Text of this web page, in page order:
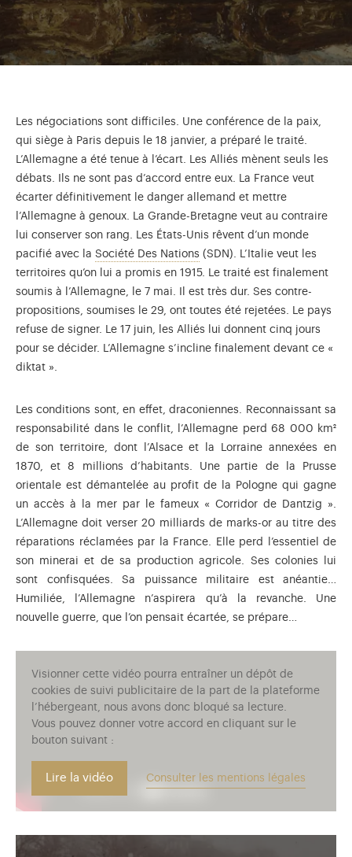
Les négociations sont difficiles. Une conférence de la paix,
qui siège à Paris depuis le 18 janvier, a préparé le traité.
L’Allemagne a été tenue à l’écart. Les Alliés mènent seuls les
débats. Ils ne sont pas d’accord entre eux. La France veut
écarter définitivement le danger allemand et mettre
l’Allemagne à genoux. La Grande-Bretagne veut au contraire
lui conserver son rang. Les États-Unis rêvent d’un monde
pacifié avec la Société Des Nations A la fin de la première
(SDN). L’Italie veut les
territoires qu’on lui a promis en 1915. Le traité est finalement
soumis à l’Allemagne, le 7 mai. Il est très dur. Ses contre-
propositions, soumises le 29, ont toutes été rejetées. Le pays
refuse de signer. Le 17 juin, les Alliés lui donnent cinq jours
pour se décider. L’Allemagne s’incline finalement devant ce «
diktat ».
Les conditions sont, en effet, draconiennes. Reconnaissant sa
responsabilité dans le conflit, l’Allemagne perd 68 000 km²
de son territoire, dont l’Alsace et la Lorraine annexées en
1870, et 8 millions d’habitants. Une partie de la Prusse
orientale est démantelée au profit de la Pologne qui gagne
un accès à la mer par le fameux « Corridor de Dantzig ».
L’Allemagne doit verser 20 milliards de marks-or au titre des
réparations réclamées par la France. Elle perd l’essentiel de
son minerai et de sa production agricole. Ses colonies lui
sont confisquées. Sa puissance militaire est anéantie…
Humiliée, l’Allemagne n’aspirera qu’à la revanche. Une
nouvelle guerre, que l’on pensait écartée, se prépare…
Visionner cette vidéo pourra entraîner un dépôt de
cookies de suivi publicitaire de la part de la plateforme
l’hébergeant, nous avons donc bloqué sa lecture.
Vous pouvez donner votre accord en cliquant sur le
bouton suivant :
Lire la vidéo Consulter les mentions légales